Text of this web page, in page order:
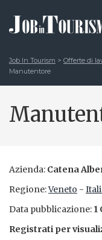
Job In Tourism > Offerte di
Manutentore
Azienda: Catena
Regione:Veneto -
Data pubblicazione: 1
Registrati per